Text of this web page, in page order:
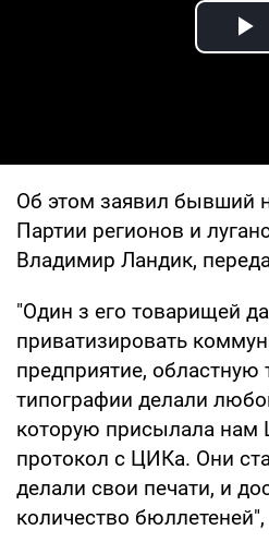
Об этом заявил бывший
Партии регионов и
Владимир Ландик,
"Один з его товарищей
приватизировать
предприятие, областную
типографии делали
которую присылала
протокол с ЦИКа. Они
делали свои печати, и
количество